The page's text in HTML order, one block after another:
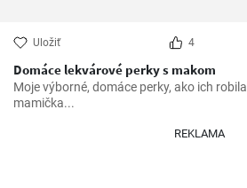
Uložiť 4
Domáce lekvárové perky s makom
Moje výborné, domáce perky, ako ich
mamička...
REKLAMA